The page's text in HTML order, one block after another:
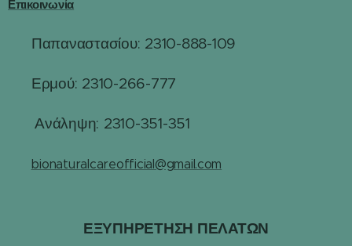
Επικοινωνία
Παπαναστασίου: 2310-888-109
Ερμού: 2310-266-777
Ανάληψη: 2310-351-351
bionaturalcareofficial@gmail.com
ΕΞΥΠΗΡΕΤΗΣΗ ΠΕΛΑΤΩΝ